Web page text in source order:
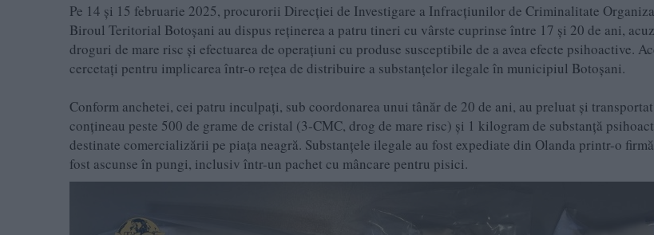
Pe 14 și 15 februarie 2025, procurorii Direcției de Investigare a Infracțiunilor de Criminalitate
Biroul Teritorial Botoșani au dispus reținerea a patru tineri cu vârste cuprinse între 17 și 20 de ani,
droguri de mare risc și efectuarea de operațiuni cu produse susceptibile de a avea efecte psihoactive.
cercetați pentru implicarea într-o rețea de distribuire a substanțelor ilegale în municipiul Botoșani.
Conform anchetei, cei patru inculpați, sub coordonarea unui tânăr de 20 de ani, au preluat și
conțineau peste 500 de grame de cristal (3-CMC, drog de mare risc) și 1 kilogram de substanță
destinate comercializării pe piața neagră. Substanțele ilegale au fost expediate din Olanda printr-o
fost ascunse în pungi, inclusiv într-un pachet cu mâncare pentru pisici.